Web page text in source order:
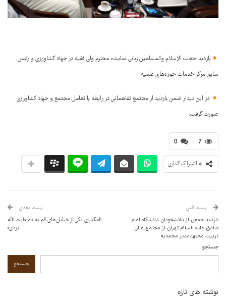
بازدید حجت الاسلام والمسلمین ربانی نماینده محترم ولی فقیه در جهاد کشاورزی و رئیس
سابق مرکز خدمات حوزه‌های علمیه
در این دیدار ضمن بازدید از مجتمع تفاهماتی در رابطه با تعامل مجتمع و جهاد کشاورزی
صورت گرفت.
0 7
به اشتراک گذاری
پست قبلی
بازدید جمعی از دانشجویان دانشگاه امام
صادق علیه السلام تهران از مجتمع عالی
تربیت مجتهدمدیر محمدیه
پست بعدی
نامگذاری یکی از خیابان‌های قم به‌ نام «آیت الله
یزدی»
جستجو
جستجو
نوشته های تازه